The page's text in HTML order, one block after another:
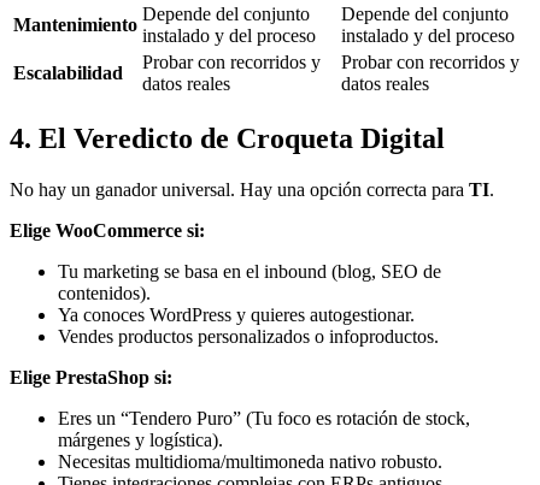
Mantenimiento
Depende del conjunto
instalado y del proceso
Depende del conjunto
instalado y del proceso
Escalabilidad
Probar con recorridos y
datos reales
Probar con recorridos y
datos reales
4. El Veredicto de Croqueta Digital
No hay un ganador universal. Hay una opción correcta para TI.
Elige WooCommerce si:
Tu marketing se basa en el inbound (blog, SEO de
contenidos).
Ya conoces WordPress y quieres autogestionar.
Vendes productos personalizados o infoproductos.
Elige PrestaShop si:
Eres un “Tendero Puro” (Tu foco es rotación de stock,
márgenes y logística).
Necesitas multidioma/multimoneda nativo robusto.